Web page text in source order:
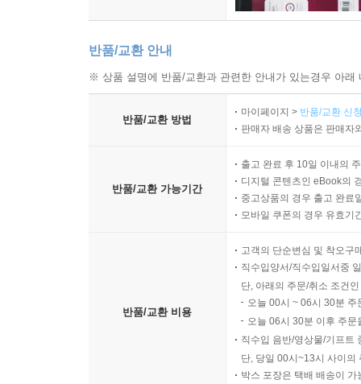
반품/교환 안내
※ 상품 설명에 반품/교환과 관련한 안내가 있는경우 아
반품/교환 방법
마이페이지 > 반품/교환 신
판매자 배송 상품은 판매자
반품/교환 가능기간
출고 완료 후 10일 이내의
디지털 콘텐츠인 eBook의
중고상품의 경우 출고 완료
모바일 쿠폰의 경우 유효기
반품/교환 비용
고객의 단순변심 및 착오구
직수입양서/직수입일서중
단, 아래의 주문/취소 조건
오늘 00시 ~ 06시 30분
오늘 06시 30분 이후 주
직수입 음반/영상물/기프트
단, 당일 00시~13시 사이의
박스 포장은 택배 배송이